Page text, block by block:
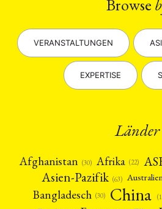
Browse
VERANSTALTUNGEN
EXPERTISE
Länder
Afghanistan (30) Afrika (22)
Asien-Pazifik (63)
Bangladesch (30) China